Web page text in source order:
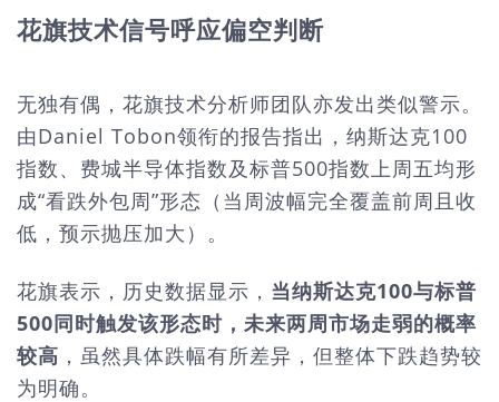
花旗技术信号呼应偏空判断
无独有偶，花旗技术分析师团队亦发出类似警示。
由Daniel Tobon领衔的报告指出，纳斯达克100
指数、费城半导体指数及标普500指数上周五均形
成“看跌外包周”形态（当周波幅完全覆盖前周且收
低，预示抛压加大）。
花旗表示，历史数据显示， 当纳斯达克100与标普
500同时触发该形态时，未来两周市场走弱的概率
较高 ，虽然具体跌幅有所差异，但整体下跌趋势较
为明确。